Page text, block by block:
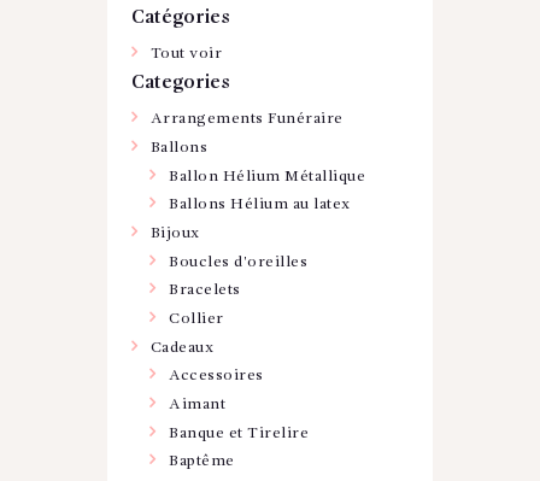
Catégories
Tout voir
Categories
Arrangements Funéraire
Ballons
Ballon Hélium Métallique
Ballons Hélium au latex
Bijoux
Boucles d'oreilles
Bracelets
Collier
Cadeaux
Accessoires
Aimant
Banque et Tirelire
Baptême